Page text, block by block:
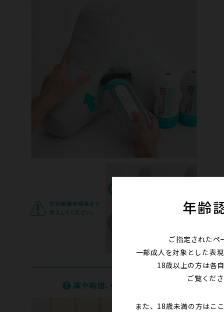
年齢
ご指定されたペ
一部成人を対象とした表
18歳以上の方は各
ご覧くだ
また、18歳未満の方はこ